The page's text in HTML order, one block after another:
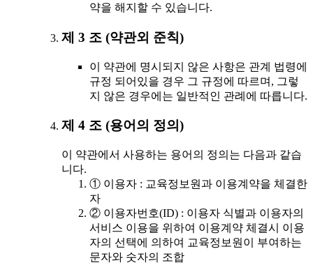
약을 해지할 수 있습니다.
제 3 조 (약관외 준칙)
이 약관에 명시되지 않은 사항은 관계 법령에
규정 되어있을 경우 그 규정에 따르며, 그렇
지 않은 경우에는 일반적인 관례에 따릅니다.
제 4 조 (용어의 정의)
이 약관에서 사용하는 용어의 정의는 다음과 같습
니다.
① 이용자 : 교육정보원과 이용계약을 체결한
자
② 이용자번호(ID) : 이용자 식별과 이용자의
서비스 이용을 위하여 이용계약 체결시 이용
자의 선택에 의하여 교육정보원이 부여하는
문자와 숫자의 조합